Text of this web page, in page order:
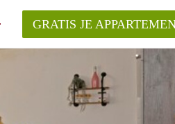
GRATIS JE